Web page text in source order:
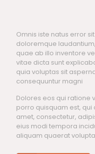
Omnis iste natus error
doloremque
quae ab illo inventore
vitae dicta sunt
quia voluptas sit
consequuntur magni
Dolores eos qui ratione
porro quisquam est,
amet, consectetur,
eius modi tempora
aliquam quaerat